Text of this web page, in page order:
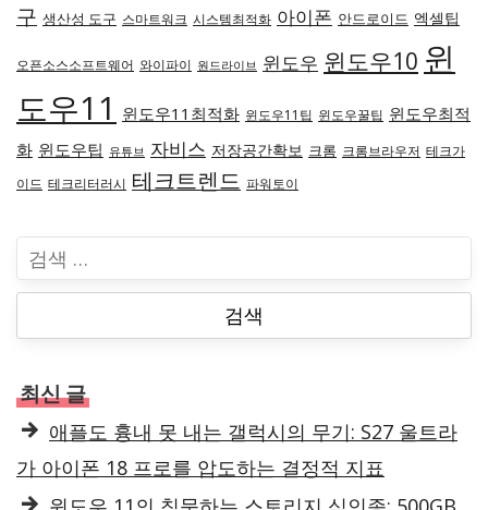
구 생산성 도구 스마트워크 시스템최적화 아이폰 안드로이드 엑셀팁
오픈소스소프트웨어 와이파이 원드라이브 윈도우 윈도우10 윈
도우11 윈도우11최적화 윈도우11팁 윈도우꿀팁 윈도우최적
화 윈도우팁 유튜브 자비스 저장공간확보 크롬 크롬브라우저 테크가
이드 테크리터러시 테크트렌드 파워토이
검
색
최신 글
애플도 흉내 못 내는 갤럭시의 무기: S27 울트라
가 아이폰 18 프로를 압도하는 결정적 지표